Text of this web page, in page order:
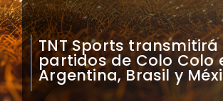
Mauricio Pinilla
Colo Colo con Real
Sudamérica